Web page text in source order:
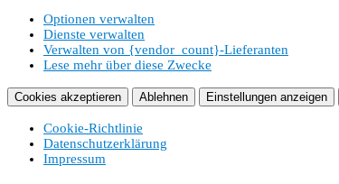
Optionen verwalten
Dienste verwalten
Verwalten von {vendor_count}-Lieferanten
Lese mehr über diese Zwecke
Cookies akzeptieren Ablehnen Einstellungen anzeigen
Cookie-Richtlinie
Datenschutzerklärung
Impressum